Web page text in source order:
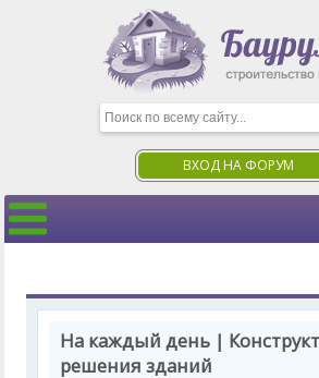
ВХОД НА ФОРУМ
На каждый день |
решения зданий